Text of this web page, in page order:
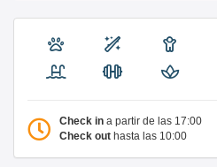
Check in a partir de las 17:00
Check out hasta las 10:00